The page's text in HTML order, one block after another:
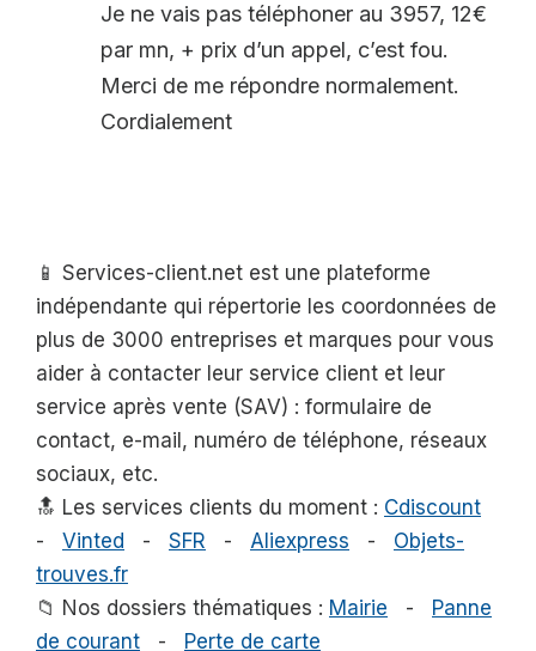
Je ne vais pas téléphoner au 3957, 12€
par mn, + prix d’un appel, c’est fou.
Merci de me répondre normalement.
Cordialement
📱 Services-client.net est une plateforme
indépendante qui répertorie les coordonnées de
plus de 3000 entreprises et marques pour vous
aider à contacter leur service client et leur
service après vente (SAV) : formulaire de
contact, e-mail, numéro de téléphone, réseaux
sociaux, etc.
🔝 Les services clients du moment : Cdiscount
- Vinted - SFR - Aliexpress - Objets-
trouves.fr
📁 Nos dossiers thématiques : Mairie - Panne
de courant - Perte de carte